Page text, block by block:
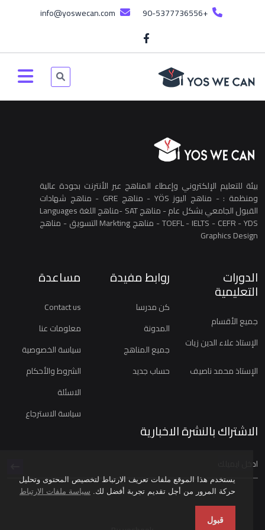
+90-5377736556
يستخدم هذا الموقع ملفات تعريف الارتباط لتخصيص المحتوى وتحليل
حركة المرور من أجل تقديم تجربة أفضل لك. سياسة ملفات الارتباط
قبول
بيئة للتعليم الإلكتروني وإعطاء المناهج عبر الأنترنت بجودة عالية
ومنظمة : - مناهج اليوز YÖS - مناهج GRE - مناهج شهادات
القبول الجامعي بشكل عام - مناهج SAT -مناهج اللغة Languages
TOEFL - IELTS - CEFR - YDS - مناهج Markting التسويق - مناهج
Graphics Design
الدورات
التعليمية
جميع الأقسام
الإستاذ علاء الدين زيات
الإستاذ محمد ناصيف
روابط مفيدة
كن مدرسا
المدونة
جميع المناهج
حساب جديد
مساعدة
Contact us
معلومات عنا
سياسة الخصوصية
الشروط والأحكام
الاسئلة
سياسة الاسترجاع
الاشتراك بالنشرة الاخبارية